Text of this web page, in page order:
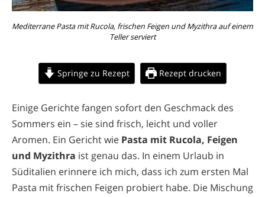
Mediterrane Pasta mit Rucola, frischen Feigen und Myzithra auf einem
Teller serviert
Springe zu Rezept Rezept drucken
Einige Gerichte fangen sofort den Geschmack des
Sommers ein – sie sind frisch, leicht und voller
Aromen. Ein Gericht wie Pasta mit Rucola, Feigen
und Myzithra ist genau das. In einem Urlaub in
Süditalien erinnere ich mich, dass ich zum ersten Mal
Pasta mit frischen Feigen probiert habe. Die Mischung